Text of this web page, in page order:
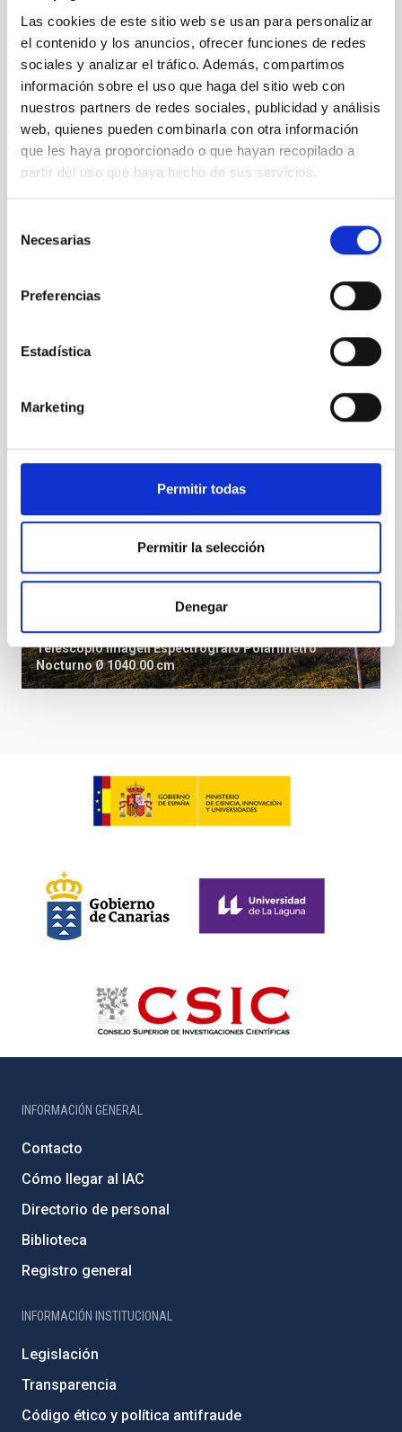
Las cookies de este sitio web se usan para personalizar
el contenido y los anuncios, ofrecer funciones de redes
sociales y analizar el tráfico. Además, compartimos
información sobre el uso que haga del sitio web con
nuestros partners de redes sociales, publicidad y análisis
web, quienes pueden combinarla con otra información
que les haya proporcionado o que hayan recopilado a
partir del uso que haya hecho de sus servicios.
Necesarias
Preferencias
Estadística
Marketing
Permitir todas
Permitir la selección
Denegar
Telescopio
LST
TelescopioImagenEspectrógrafoPolarímetro
NocturnoØ 1040.00 cm
INFORMACIÓN GENERAL
Contacto
Cómo llegar al IAC
Directorio de personal
Biblioteca
Registro general
INFORMACIÓN INSTITUCIONAL
Legislación
Transparencia
Código ético y política antifraude